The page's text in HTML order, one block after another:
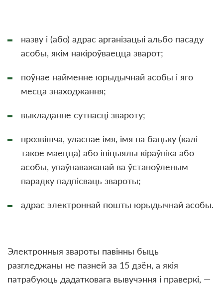
назву і (або) адрас арганізацыі альбо пасаду
асобы, якім накіроўваецца зварот;
поўнае найменне юрыдычнай асобы і яго
месца знаходжання;
выкладанне сутнасці звароту;
прозвішча, уласнае імя, імя па бацьку (калі
такое маецца) або ініцыялы кіраўніка або
асобы, упаўнаважанай ва ўстаноўленым
парадку падпісваць звароты;
адрас электроннай пошты юрыдычнай асобы.
Электронныя звароты павінны быць
разгледжаны не пазней за 15 дзён, а якія
патрабуюць дадатковага вывучэння і праверкі, —